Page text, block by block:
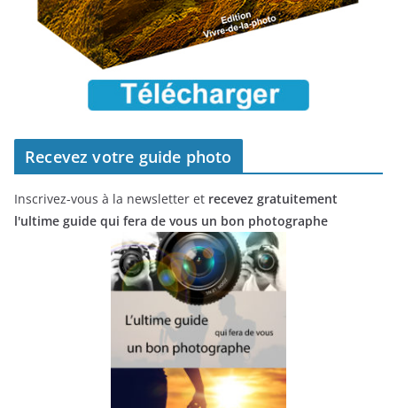
Recevez votre guide photo
Inscrivez-vous à la newsletter et recevez gratuitement
l'ultime guide qui fera de vous un bon photographe